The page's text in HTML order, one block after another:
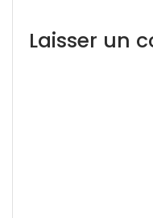
Laisser un